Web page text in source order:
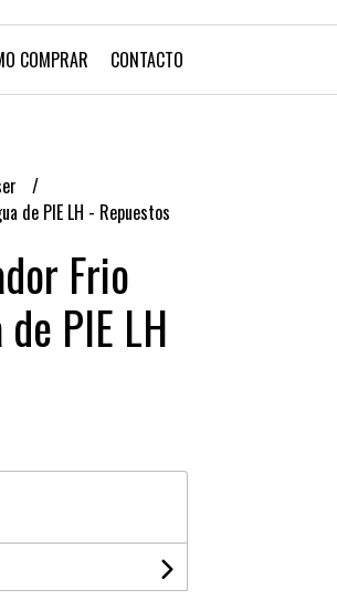
COMPRAR CONTACTO
de PIE LH - Repuestos
Frio
PIE LH